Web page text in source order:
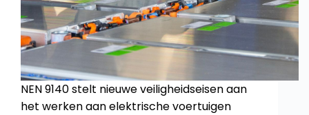
NEN 9140 stelt nieuwe veiligheidseisen aan
het werken aan elektrische voertuigen